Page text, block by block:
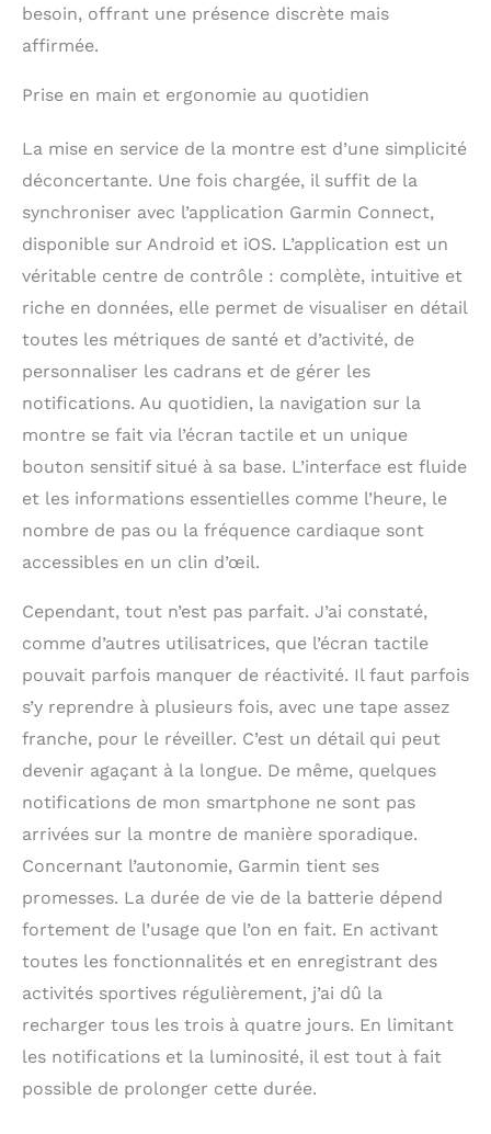
besoin, offrant une présence discrète mais
affirmée.
Prise en main et ergonomie au quotidien
La mise en service de la montre est d’une simplicité
déconcertante. Une fois chargée, il suffit de la
synchroniser avec l’application Garmin Connect,
disponible sur Android et iOS. L’application est un
véritable centre de contrôle : complète, intuitive et
riche en données, elle permet de visualiser en détail
toutes les métriques de santé et d’activité, de
personnaliser les cadrans et de gérer les
notifications. Au quotidien, la navigation sur la
montre se fait via l’écran tactile et un unique
bouton sensitif situé à sa base. L’interface est fluide
et les informations essentielles comme l’heure, le
nombre de pas ou la fréquence cardiaque sont
accessibles en un clin d’œil.
Cependant, tout n’est pas parfait. J’ai constaté,
comme d’autres utilisatrices, que l’écran tactile
pouvait parfois manquer de réactivité. Il faut parfois
s’y reprendre à plusieurs fois, avec une tape assez
franche, pour le réveiller. C’est un détail qui peut
devenir agaçant à la longue. De même, quelques
notifications de mon smartphone ne sont pas
arrivées sur la montre de manière sporadique.
Concernant l’autonomie, Garmin tient ses
promesses. La durée de vie de la batterie dépend
fortement de l’usage que l’on en fait. En activant
toutes les fonctionnalités et en enregistrant des
activités sportives régulièrement, j’ai dû la
recharger tous les trois à quatre jours. En limitant
les notifications et la luminosité, il est tout à fait
possible de prolonger cette durée.